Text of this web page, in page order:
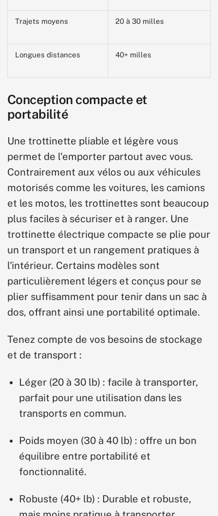
Trajets moyens 20 à 30 milles
Longues distances 40+ milles
Conception compacte et
portabilité
Une trottinette pliable et légère vous
permet de l'emporter partout avec vous.
Contrairement aux vélos ou aux véhicules
motorisés comme les voitures, les camions
et les motos, les trottinettes sont beaucoup
plus faciles à sécuriser et à ranger. Une
trottinette électrique compacte se plie pour
un transport et un rangement pratiques à
l'intérieur. Certains modèles sont
particulièrement légers et conçus pour se
plier suffisamment pour tenir dans un sac à
dos, offrant ainsi une portabilité optimale.
Tenez compte de vos besoins de stockage
et de transport :
Léger (20 à 30 lb) : facile à transporter,
parfait pour une utilisation dans les
transports en commun.
Poids moyen (30 à 40 lb) : offre un bon
équilibre entre portabilité et
fonctionnalité.
Robuste (40+ lb) : Durable et robuste,